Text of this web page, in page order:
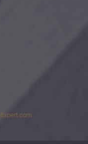
Immobilienbewertung